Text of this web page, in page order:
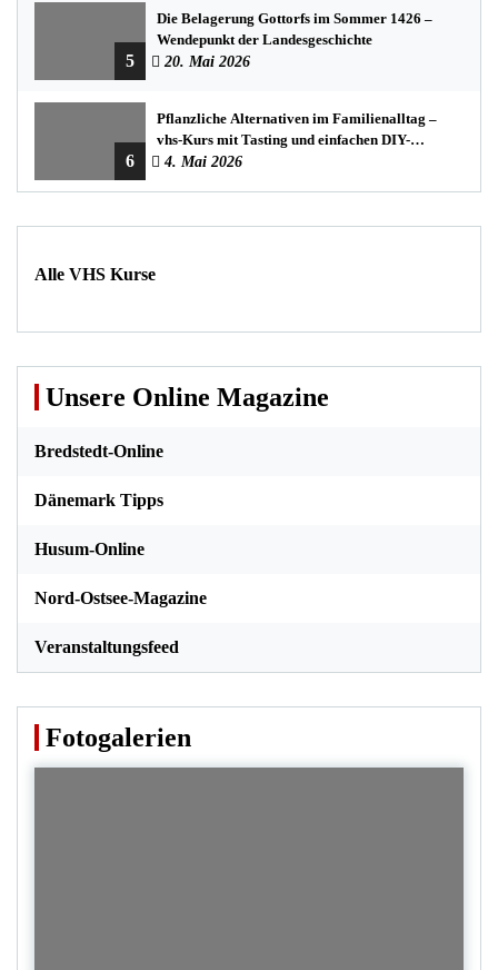
5
Die Belagerung Gottorfs im Sommer 1426 –
Wendepunkt der Landesgeschichte
20. Mai 2026
6
Pflanzliche Alternativen im Familienalltag –
vhs-Kurs mit Tasting und einfachen DIY-
Rezepten
4. Mai 2026
Alle VHS Kurse
Unsere Online Magazine
Bredstedt-Online
Dänemark Tipps
Husum-Online
Nord-Ostsee-Magazine
Veranstaltungsfeed
Fotogalerien